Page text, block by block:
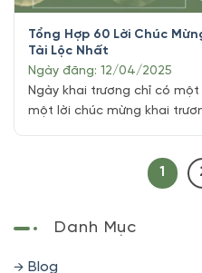
Tổng Hợp 60 Lời Chúc
Tài Lộc Nhất
Ngày đăng: 12/04/2025
Ngày khai trương chỉ có
một lời chúc mừng khai
có chiều sâu, bài này là
1
Danh Mục
Blog